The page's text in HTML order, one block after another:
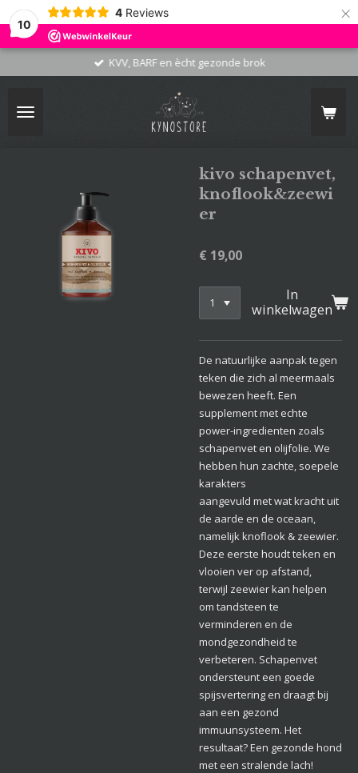
10
4 Reviews ×
KVV, BARF en ècht gezonde brok
kivo schapenvet,
knoflook&zeewi
er
€ 19,00
In
winkelwagen
De natuurlijke aanpak tegen
teken die zich al meermaals
bewezen heeft. Een
supplement met echte
power-ingredienten zoals
schapenvet en olijfolie. We
hebben hun zachte, soepele
karakters
aangevuld met wat kracht uit
de aarde en de oceaan,
namelijk knoflook & zeewier.
Deze eerste houdt teken en
vlooien ver op afstand,
terwijl zeewier kan helpen
om tandsteen te
verminderen en de
mondgezondheid te
verbeteren. Schapenvet
ondersteunt een goede
spijsvertering en draagt bij
aan een gezond
immuunsysteem. Het
resultaat? Een gezonde hond
met een stralende lach!